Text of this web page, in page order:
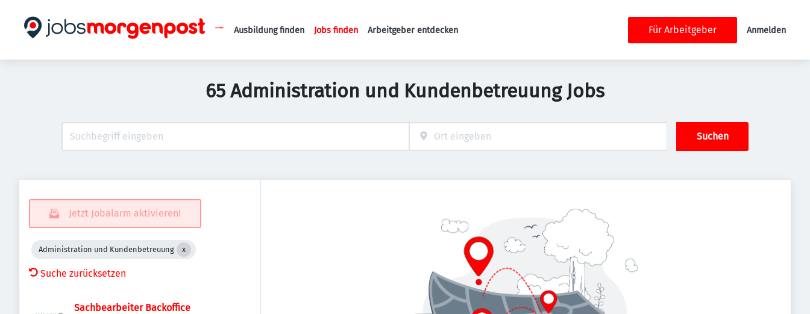
Haupt-Navigation
Ausbildung finden Jobs finden Arbeitgeber entdecken Für Arbeitgeber Anmelden
65 Administration und Kundenbetreuung Jobs
Suchen
Jetzt Jobalarm aktivieren!
Administration und Kundenbetreuung
Suche zurücksetzen
Sachbearbeiter Backoffice